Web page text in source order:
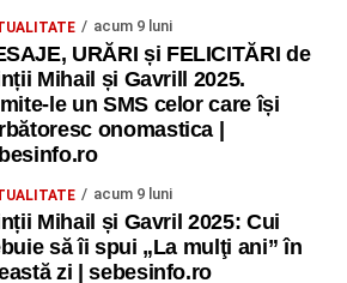
acum 9 luni
URĂRI și FELICITĂRI de
Mihail și Gavrill 2025.
le un SMS celor care își
onomastica |
acum 9 luni
Mihail și Gavril 2025: Cui
să îi spui „La mulţi ani” în
zi | sebesinfo.ro